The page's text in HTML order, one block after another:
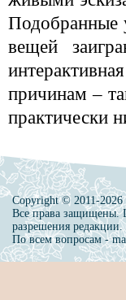
Подобранные
вещей
причинам –
практически
Copyright © 2011-2026
Все права защищены.
разрешения редакции.
По всем вопросам -